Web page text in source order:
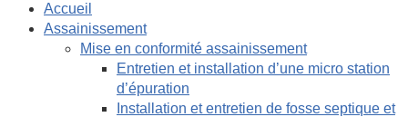
Accueil
Assainissement
Mise en conformité assainissement
Entretien et installation d’une micro station
d’épuration
Installation et entretien de fosse septique et